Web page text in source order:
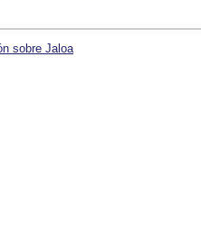
sobre Jaloa